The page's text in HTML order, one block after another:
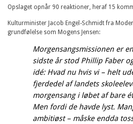
Opslaget opnår 90 reaktioner, heraf 15
Kulturminister Jacob Engel-Schmidt fra
grundfølelse som Mogens Jensen:
Morgensangsmissionen er
sidste år stod Phillip Faber
idé: Hvad nu hvis vi – helt
fjerdedel af landets
morgensang i løbet af bare
Men fordi de havde lyst.
ambitiøst – måske endda